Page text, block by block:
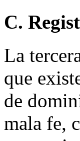
C.
La
que
de
mala fe,